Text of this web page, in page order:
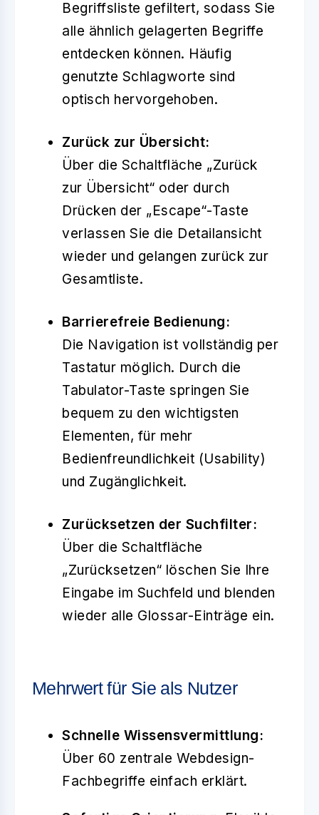
Begriffsliste gefiltert, sodass Sie
alle ähnlich gelagerten Begriffe
entdecken können. Häufig
genutzte Schlagworte sind
optisch hervorgehoben.
Zurück zur Übersicht:
Über die Schaltfläche „Zurück
zur Übersicht“ oder durch
Drücken der „Escape“-Taste
verlassen Sie die Detailansicht
wieder und gelangen zurück zur
Gesamtliste.
Barrierefreie Bedienung:
Die Navigation ist vollständig per
Tastatur möglich. Durch die
Tabulator-Taste springen Sie
bequem zu den wichtigsten
Elementen, für mehr
Bedienfreundlichkeit (Usability)
und Zugänglichkeit.
Zurücksetzen der Suchfilter:
Über die Schaltfläche
„Zurücksetzen“ löschen Sie Ihre
Eingabe im Suchfeld und blenden
wieder alle Glossar-Einträge ein.
Mehrwert für Sie als Nutzer
Schnelle Wissensvermittlung:
Über 60 zentrale Webdesign-
Fachbegriffe einfach erklärt.